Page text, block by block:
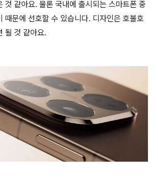
것 같아요. 물론 국내에 출시되는 스마트폰 중
때문에 선호할 수 있습니다. 디자인은 호불호
될 것 같아요.